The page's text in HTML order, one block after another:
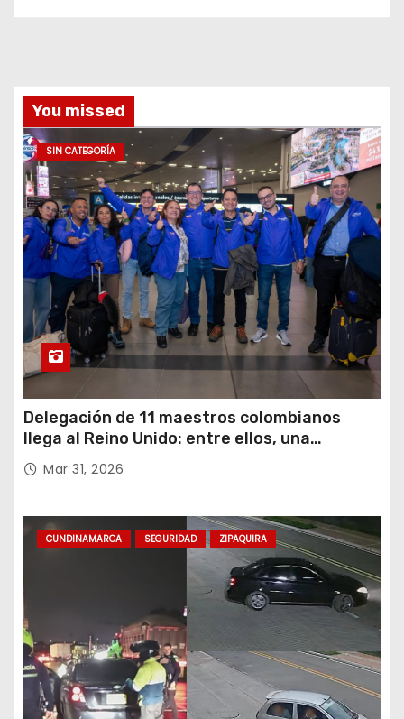
You missed
SIN CATEGORÍA
Delegación de 11 maestros colombianos
llega al Reino Unido: entre ellos, una
destacada profesora de Ubaté
Mar 31, 2026
CUNDINAMARCA SEGURIDAD ZIPAQUIRA